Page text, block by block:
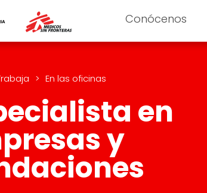
Conócenos
> En las oficinas
en
y